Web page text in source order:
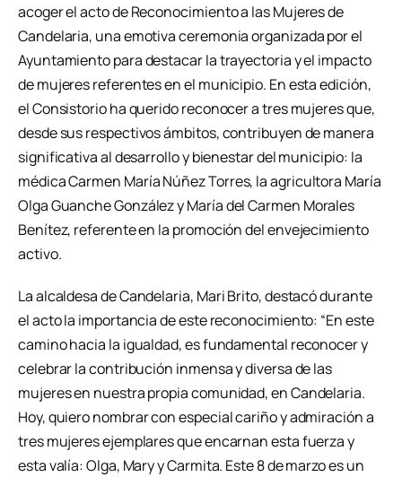
acoger el acto de Reconocimiento a las Mujeres de
Candelaria, una emotiva ceremonia organizada por el
Ayuntamiento para destacar la trayectoria y el impacto
de mujeres referentes en el municipio. En esta edición,
el Consistorio ha querido reconocer a tres mujeres que,
desde sus respectivos ámbitos, contribuyen de manera
significativa al desarrollo y bienestar del municipio: la
médica Carmen María Núñez Torres, la agricultora María
Olga Guanche González y María del Carmen Morales
Benítez, referente en la promoción del envejecimiento
activo.
La alcaldesa de Candelaria, Mari Brito, destacó durante
el acto la importancia de este reconocimiento: “En este
camino hacia la igualdad, es fundamental reconocer y
celebrar la contribución inmensa y diversa de las
mujeres en nuestra propia comunidad, en Candelaria.
Hoy, quiero nombrar con especial cariño y admiración a
tres mujeres ejemplares que encarnan esta fuerza y
esta valía: Olga, Mary y Carmita. Este 8 de marzo es un